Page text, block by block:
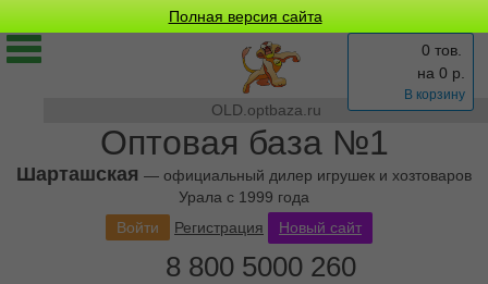
Полная версия сайта
OLD.optbaza.ru
Оптовая база №1
Шарташская — официальный дилер игрушек и хозтоваров
Урала с 1999 года
0 тов.
на 0 р.
В корзину
Войти Регистрация Новый сайт
8 800 5000 260